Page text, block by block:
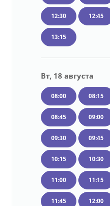
12:30 12:45
13:15
Вт, 18 августа
08:00 08:15
08:45 09:00
09:30 09:45
10:15 10:30
11:00 11:15
11:45 12:00